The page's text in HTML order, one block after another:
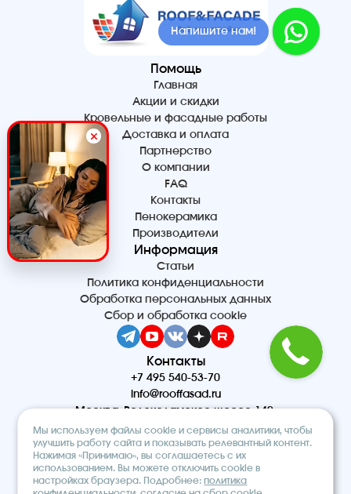
Помощь
Главная
Акции и скидки
Кровельные и фасадные работы
Доставка и оплата
Партнерство
О компании
FAQ
Контакты
Пенокерамика
Производители
Информация
Статьи
Политика конфиденциальности
Обработка персональных данных
Сбор и обработка cookie
Контакты
+7 495 540-53-70
info@rooffasad.ru
Москва, Волоколамское шоссе 142,
офис 606, 6 этаж
Реквизиты
ООО “ПТК “Титан”
ОГРН 1227700212475
Мы используем файлы cookie и сервисы аналитики, чтобы
улучшить работу сайта и показывать релевантный контент.
Нажимая «Принимаю», вы соглашаетесь с их
использованием. Вы можете отключить cookie в
настройках браузера. Подробнее:политика
Напишите нам!